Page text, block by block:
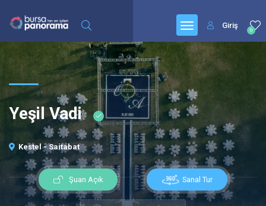
0
Giriş
Yeşil Vadi
Kestel - Saitabat
Şuan Açık Sanal Tur